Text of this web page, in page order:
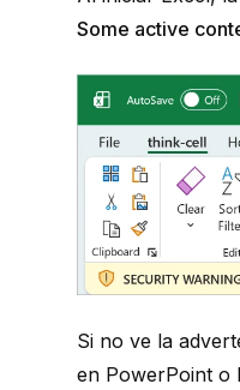
Some active
Si no ve la
en PowerPoint o